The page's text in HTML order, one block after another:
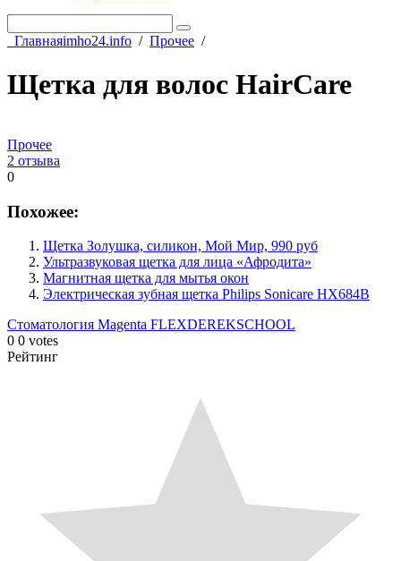
Главнаяimho24.info / Прочее /
Щетка для волос HairCare
Прочее
2 отзыва
0
Похожее:
Щетка Золушка, силикон, Мой Мир, 990 руб
Ультразвуковая щетка для лица «Афродита»
Магнитная щетка для мытья окон
Электрическая зубная щетка Philips Sonicare HX684B
Стоматология Magenta FLEXDEREKSCHOOL
0 0 votes
Рейтинг